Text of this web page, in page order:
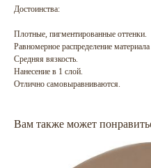
Достоинства:
Плотные, пигментированные оттенки.
Равномерное распределение
Средняя вязкость.
Нанесение в 1 слой.
Отлично самовыравниваются.
Вам также может